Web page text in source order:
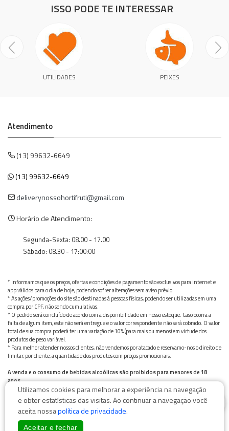
ISSO PODE TE INTERESSAR
UTILIDADES PEIXES
Atendimento
(13) 99632-6649
(13) 99632-6649
deliverynossohortifruti@gmail.com
Horário de Atendimento:
Segunda-Sexta: 08.00 - 17.00
Sábado: 08.30 - 17:00:00
* Informamos que os preços, ofertas e condições de pagamento são exclusivos para internet e
app válidos para o dia de hoje, podendo sofrer alterações sem aviso prévio.
* As ações/promoções do site são destinadas à pessoas físicas, podendo ser utilizadas em uma
compra por CPF, não sendo cumulativas.
* O pedido será concluído de acordo com a disponibilidade em nosso estoque. Caso ocorra a
falta de algum item, este não será entregue e o valor correspondente não será cobrado. O valor
total de sua compra poderá ter uma variação de 10% (para mais ou menos) em virtude dos
produtos de peso variável.
* Para melhor atender nossos clientes, não vendemos por atacado e reservamo-nos o direito de
limitar, por cliente, a quantidade dos produtos com preços promocionais.
A venda e o consumo de bebidas alcoólicas são proibidos para menores de 18
anos.
Bebida alcoólica pode causar dependência química e, em excesso, provoca graves males à saúde.
Beba com moderação
Utilizamos cookies para melhorar a experiência na navegação
e obter estatísticas das visitas. Ao continuar a navegação você
aceita nossapolítica de privacidade.
Aceitar e fechar